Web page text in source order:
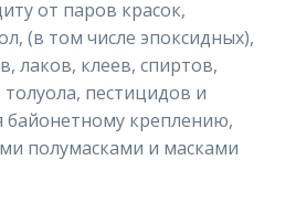
от паров красок,
(в том числе эпоксидных),
лаков, клеев, спиртов,
пестицидов и
байонетному креплению,
полумасками и масками